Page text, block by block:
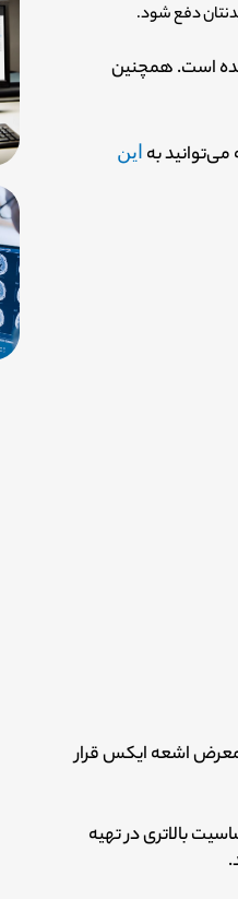
دفع شود.
است.همچنین
می‌توانید به این
معرض اشعه ایکس قرار
بالاتری در تهیه